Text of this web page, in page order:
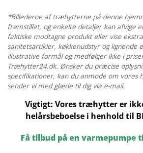
58
MM
/
8
X
6
M
*Billederne af træhytterne på denne
fremstillet, og enkelte detaljer kan afvige
faktiske modtagne produkt eller vise
sanitetsartikler, køkkenudstyr og lignende
illustrative formål og medfølger ikke i
Træhytter24.dk. Ønsker du præcise
specifikationer, kan du anmode om vores
sender vi med glæde til dig via e-mail.
Vigtigt: Vores træhytter er
helårsbeboelse i henhold til
Få tilbud på en